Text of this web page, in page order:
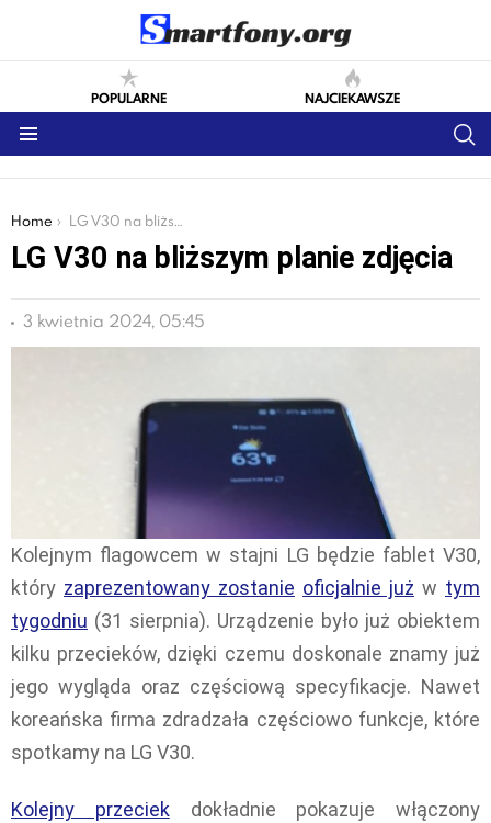
POPULARNE NAJCIEKAWSZE
You are here:
Home LG V30 na bliższym planie zdjęcia
LG V30 na bliższym planie zdjęcia
3 kwietnia 2024, 05:45
Kolejnym flagowcem w stajni LG będzie fablet V30,
który zaprezentowany zostanie oficjalnie już w tym
tygodniu (31 sierpnia). Urządzenie było już obiektem
kilku przecieków, dzięki czemu doskonale znamy już
jego wygląda oraz częściową specyfikacje. Nawet
koreańska firma zdradzała częściowo funkcje, które
spotkamy na LG V30.
Kolejny przeciekdokładnie pokazuje włączony